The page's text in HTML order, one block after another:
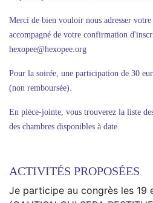
Merci de bien vouloir nous adresser
accompagné de votre confirmation
hexopee@hexopee.org
Pour la soirée, une participation de 30
(non remboursée).
En pièce-jointe, vous trouverez la liste
des chambres disponibles à date.
ACTIVITÉS PROPOSÉES
Je participe au congrès les 19